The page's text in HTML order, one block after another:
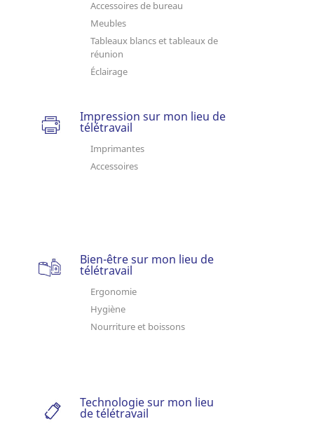
Accessoires de bureau
Meubles
Tableaux blancs et tableaux de
réunion
Éclairage
Impression sur mon lieu de
télétravail
Imprimantes
Accessoires
Bien-être sur mon lieu de
télétravail
Ergonomie
Hygiène
Nourriture et boissons
Technologie sur mon lieu
de télétravail